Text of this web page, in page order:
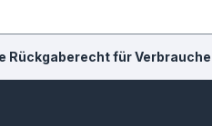
Rückgaberecht für